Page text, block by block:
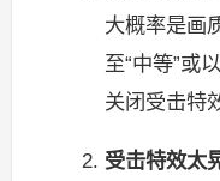
大概率是画
至“中等”或
关闭受击特
受击特效太